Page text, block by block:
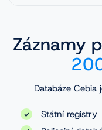
Záznamy
Databáze Cebia
Státní registry